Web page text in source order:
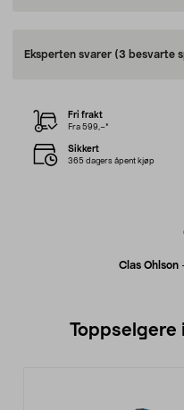
Eksperten svarer (3 besvarte
Clas Ohlson
Fri frakt
Fra 599,–*
Sikkert
365 dagers åpent kjøp
Toppselgere